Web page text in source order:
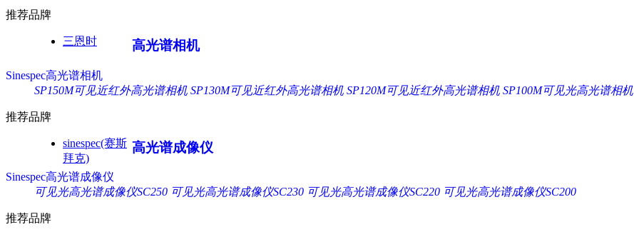
推荐品牌
三恩时 高光谱相机
Sinespec高光谱相机
SP150M可见近红外高光谱相机 SP130M可见近红外高光谱相机 SP120M可见近红外高光谱相机 SP100M可见光高光谱相机
推荐品牌
sinespec(赛斯
拜克)
高光谱成像仪
Sinespec高光谱成像仪
可见光高光谱成像仪SC250 可见光高光谱成像仪SC230 可见光高光谱成像仪SC220 可见光高光谱成像仪SC200
推荐品牌